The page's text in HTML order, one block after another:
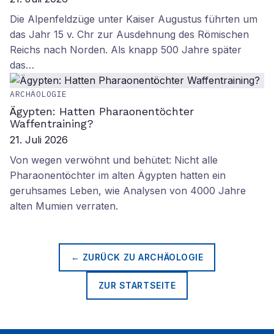
Die Alpenfeldzüge unter Kaiser Augustus führten um
das Jahr 15 v. Chr zur Ausdehnung des Römischen
Reichs nach Norden. Als knapp 500 Jahre später
das…
ARCHÄOLOGIE
Ägypten: Hatten Pharaonentöchter
Waffentraining?
21. Juli 2026
Von wegen verwöhnt und behütet: Nicht alle
Pharaonentöchter im alten Ägypten hatten ein
geruhsames Leben, wie Analysen von 4000 Jahre
alten Mumien verraten.
← ZURÜCK ZUARCHÄOLOGIE
ZUR STARTSEITE